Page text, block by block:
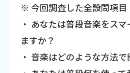
※ 今回調査した全設問項目
・ あなたは普段音楽をス
ますか？
・ 音楽はどのような方法